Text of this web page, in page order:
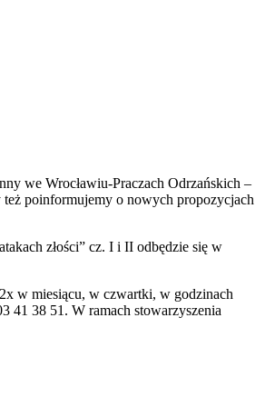
we Wrocławiu-Praczach Odrzańskich –
poinformujemy o nowych propozycjach
złości” cz. I i II odbędzie się w
w miesiącu, w czwartki, w godzinach
41 38 51. W ramach stowarzyszenia